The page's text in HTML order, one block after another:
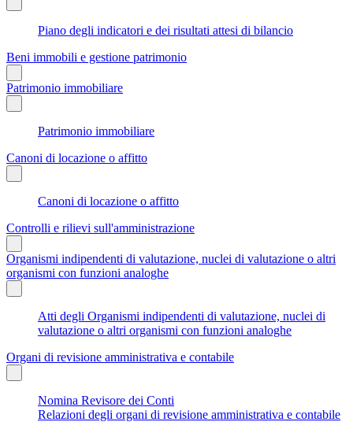
Piano degli indicatori e dei risultati attesi di bilancio
Beni immobili e gestione patrimonio
Patrimonio immobiliare
Patrimonio immobiliare
Canoni di locazione o affitto
Canoni di locazione o affitto
Controlli e rilievi sull'amministrazione
Organismi indipendenti di valutazione, nuclei di valutazione o altri
organismi con funzioni analoghe
Atti degli Organismi indipendenti di valutazione, nuclei di
valutazione o altri organismi con funzioni analoghe
Organi di revisione amministrativa e contabile
Nomina Revisore dei Conti
Relazioni degli organi di revisione amministrativa e contabile